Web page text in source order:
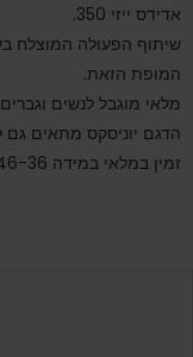
אדידס ייזי 350.
שיתוף הפעולה המוצלח
המופת הזאת.
מלאי מוגבל לנשים
הדגם יוניסקס מתאים גם
זמין במלאי במידה 46-36.